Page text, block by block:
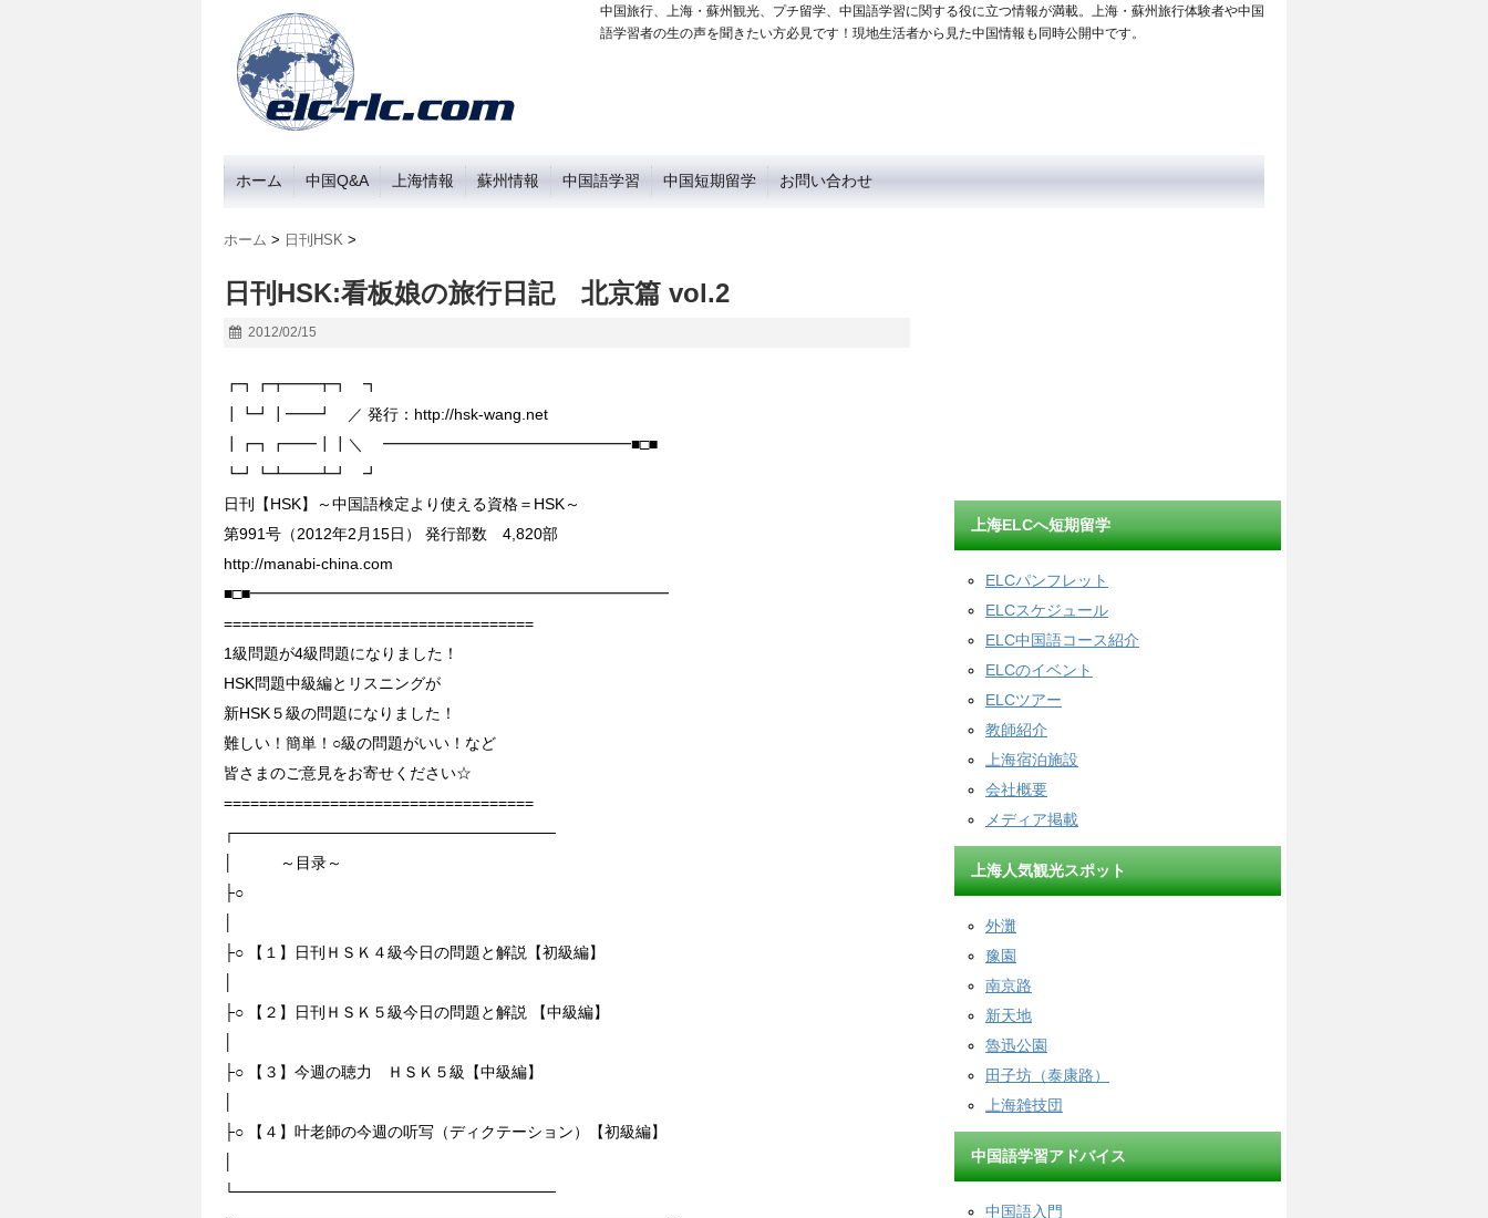
中国旅行、上海・蘇州観光、プチ留学、中国語学習に関する役に立つ情報が満載。上海・蘇州旅行体験者や中国
語学習者の生の声を聞きたい方必見です！現地生活者から見た中国情報も同時公開中です。
ホーム 中国Q&A 上海情報 蘇州情報 中国語学習 中国短期留学 お問い合わせ
ホーム > 日刊HSK >
日刊HSK:看板娘の旅行日記 北京篇 vol.2
2012/02/15
┏┓┏┳━━┳┓ ┓
┃┗┛┃━━┛ ／ 発行：http://hsk-wang.net
┃┏┓┏━━┃┃＼ ━━━━━━━━━━━━━━━━■□■
┗┛┗┻━━┻┛ ┛
日刊【HSK】～中国語検定より使える資格＝HSK～
第991号（2012年2月15日） 発行部数 4,820部
http://manabi-china.com
■□■━━━━━━━━━━━━━━━━━━━━━━━━━━━
===================================
1級問題が4級問題になりました！
HSK問題中級編とリスニングが
新HSK５級の問題になりました！
難しい！簡単！○級の問題がいい！など
皆さまのご意見をお寄せください☆
===================================
┌─────────────────────────────
│ ～目录～
├○
├○ 【１】日刊ＨＳＫ４級今日の問題と解説【初級編】
├○ 【２】日刊ＨＳＫ５級今日の問題と解説 【中級編】
├○ 【３】今週の聴力 ＨＳＫ５級【中級編】
├○ 【４】叶老師の今週の听写（ディクテーション）【初級編】
└─────────────────────────────
上海ELCへ短期留学
ELCパンフレット
ELCスケジュール
ELC中国語コース紹介
ELCのイベント
ELCツアー
教師紹介
上海宿泊施設
会社概要
メディア掲載
上海人気観光スポット
外灘
豫園
南京路
新天地
魯迅公園
田子坊（泰康路）
上海雑技団
中国語学習アドバイス
中国語入門